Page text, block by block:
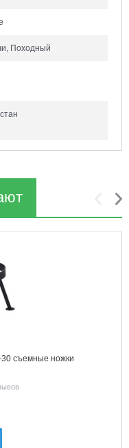
Походный
30 съемные ножки